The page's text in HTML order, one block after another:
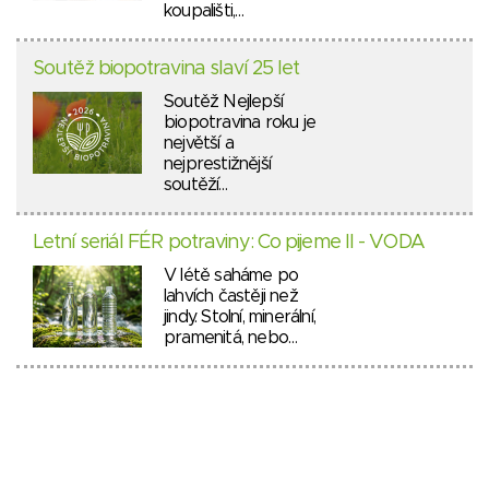
koupališti,…
Soutěž biopotravina slaví 25 let
Soutěž Nejlepší
biopotravina roku je
největší a
nejprestižnější
soutěží…
Letní seriál FÉR potraviny: Co pijeme II - VODA
V létě saháme po
lahvích častěji než
jindy. Stolní, minerální,
pramenitá, nebo…